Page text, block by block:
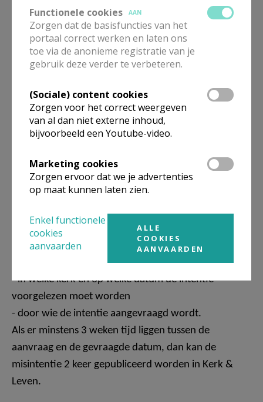
Zaterdag, 15
augustus
11.00 u
- Eucharistieviering tgv de
Duisburgse feesten – Maria
Tenhemelopneming
Zaterdag, 22
augustus
19.00 u - Eucharistieviering – 21
door het jaar
Misintenties
Wil je een misintentie aanvragen, dan kan dat op de
Op de infotafels in onze kerken vindt u een
aanvraagformulier waarop o.a. gevraagd wordt:
- de naam van de zieke of de overledene
- in welke kerk en op welke datum de intentie
voorgelezen moet worden
- door wie de intentie aangevraagd wordt.
Als er minstens 3 weken tijd liggen tussen de
aanvraag en de gevraagde datum, dan kan de
misintentie 2 keer gepubliceerd worden in Kerk &
Leven.
Functionele cookies AAN
Zorgen dat de basisfuncties van het
portaal correct werken en laten ons
toe via de anonieme registratie van je
gebruik deze verder te verbeteren.
(Sociale) content cookies
Zorgen voor het correct weergeven
van al dan niet externe inhoud,
bijvoorbeeld een Youtube-video.
Marketing cookies
Zorgen ervoor dat we je advertenties
op maat kunnen laten zien.
Enkel functionele
cookies
aanvaarden
ALLE
COOKIES
AANVAARDEN